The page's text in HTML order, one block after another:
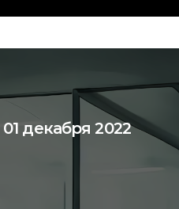
01 декабря 2022